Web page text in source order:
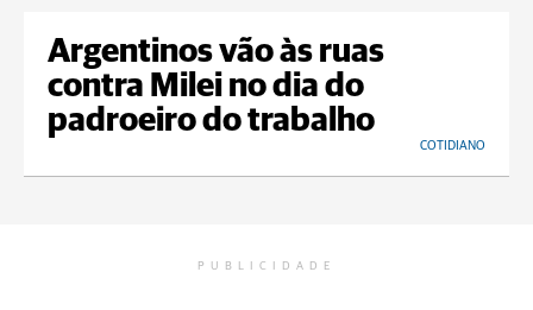
Argentinos vão às ruas
contra Milei no dia do
padroeiro do trabalho
COTIDIANO
PUBLICIDADE